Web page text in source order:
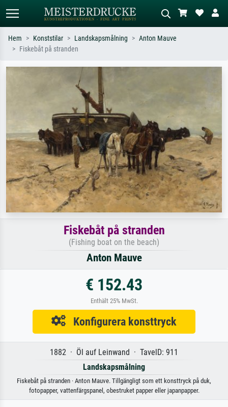
Sök efter konstnär, titel eller stil –
t.ex. Monet, Stjärnenatt,
impressionism, Hokusai-våg, naken.
Hem Konststilar Landskapsmålning
Anton Mauve
Fiskebåt på stranden
Fiskebåt på stranden
(Fishing boat on the beach)
Anton Mauve
€ 152.43
Enthält 25% MwSt.
Konfigurera konsttryck
1882 · Öl auf Leinwand · TavelD: 911
Landskapsmålning
Fiskebåt på stranden · Anton Mauve. Tillgängligt som ett konsttryck på duk,
fotopapper, vattenfärgspanel, obestruket papper eller japanpapper.